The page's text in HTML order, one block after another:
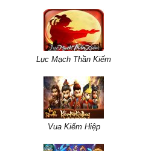
Lục Mạch Thần Kiếm
Vua Kiếm Hiệp